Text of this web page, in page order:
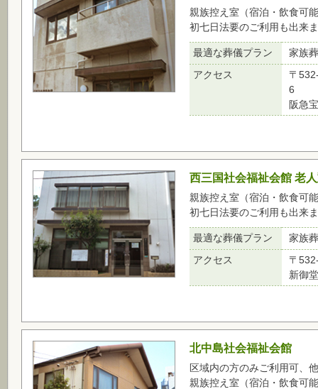
親族控え室（宿泊・飲食可
初七日法要のご利用も出来
最適な葬儀プラン
家族
アクセス
〒
6
阪急
西三国社会福祉会館 老
親族控え室（宿泊・飲食可
初七日法要のご利用も出来
最適な葬儀プラン
家族
アクセス
〒
新御
北中島社会福祉会館
区域内の方のみご利用可、
親族控え室（宿泊・飲食可